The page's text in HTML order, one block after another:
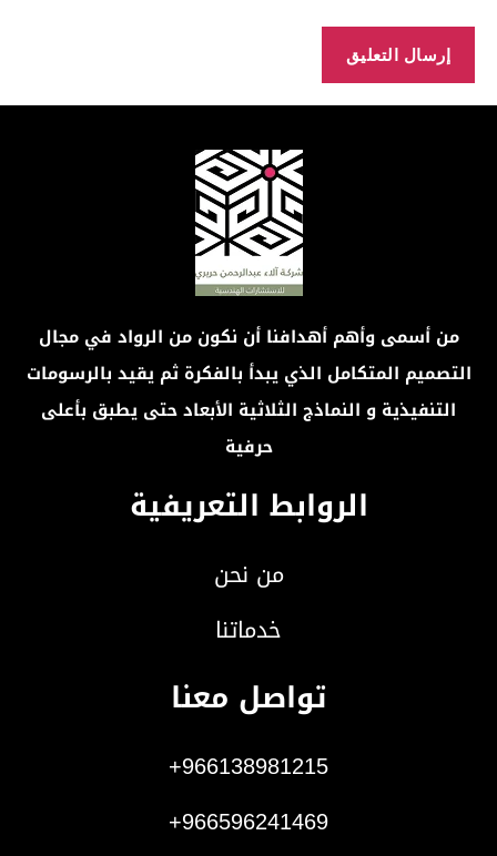
من أسمى وأهم أهدافنا أن نكون من الرواد في مجال
التصميم المتكامل الذي يبدأ بالفكرة ثم يقيد بالرسومات
التنفيذية و النماذج الثلاثية الأبعاد حتى يطبق بأعلى
حرفية
الروابط التعريفية
من نحن
خدماتنا
تواصل معنا
966138981215+
966596241469+